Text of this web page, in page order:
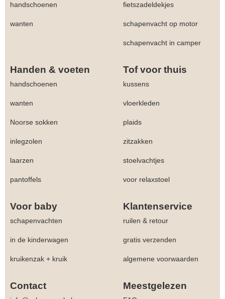
handschoenen fietszadeldekjes
wanten schapenvacht op motor
schapenvacht in camper
Handen & voeten Tof voor thuis
handschoenen kussens
wanten vloerkleden
Noorse sokken plaids
inlegzolen zitzakken
laarzen stoelvachtjes
pantoffels voor relaxstoel
Voor baby Klantenservice
schapenvachten ruilen & retour
in de kinderwagen gratis verzenden
kruikenzak + kruik algemene voorwaarden
Contact Meestgelezen